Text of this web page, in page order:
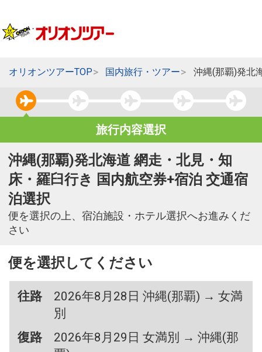
オリオンツアーTOP 国内旅行・ツアー 沖縄(那覇)発北
旅行内容選択
沖縄(那覇)発北海道 網走・北見・知
床・羅臼行き 国内航空券+宿泊 交通宿
泊選択
便を選択の上、宿泊施設・ホテル選択へお進みくだ
さい
便を選択してください
往路
2026年8月28日 沖縄(那覇) → 女満
別
復路
2026年8月29日 女満別 → 沖縄(那